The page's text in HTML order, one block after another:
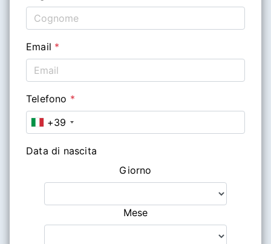
Email *
Telefono *
+39
Data di nascita
Giorno
Mese